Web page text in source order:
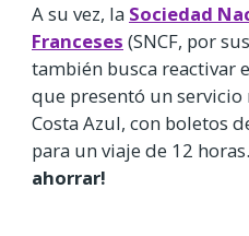
A su vez, la Sociedad
Franceses (SNCF, por
también busca reactivar
que presentó un
Costa Azul, con boletos
para un viaje de 12 horas.
ahorrar!